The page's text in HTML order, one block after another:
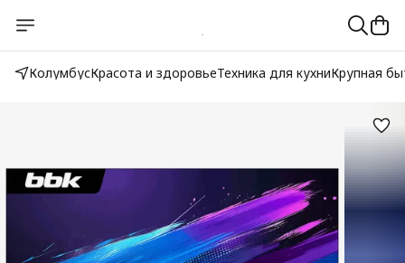
КолумбусКрасота и здоровьеТехника для кухниКрупная